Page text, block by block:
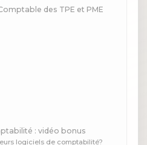
des TPE et PME
: vidéo bonus
logiciels de comptabilité?